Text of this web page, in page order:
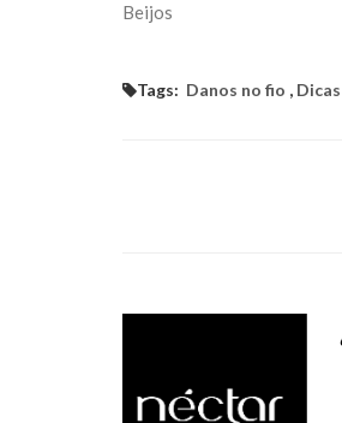
Beijos
Tags: Danos no fio , Dicas